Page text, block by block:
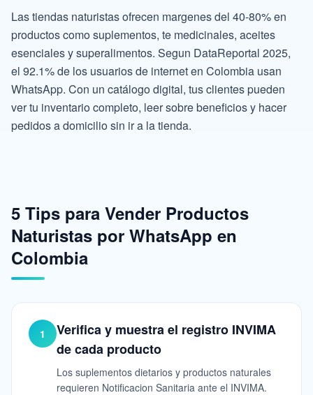
Las tiendas naturistas ofrecen margenes del 40-80% en
productos como suplementos, te medicinales, aceites
esenciales y superalimentos. Segun DataReportal 2025,
el 92.1% de los usuarios de internet en Colombia usan
WhatsApp. Con un catálogo digital, tus clientes pueden
ver tu inventario completo, leer sobre beneficios y hacer
pedidos a domicilio sin ir a la tienda.
5 Tips para Vender Productos
Naturistas por WhatsApp en
Colombia
1
Verifica y muestra el registro INVIMA
de cada producto
Los suplementos dietarios y productos naturales
requieren Notificacion Sanitaria ante el INVIMA.